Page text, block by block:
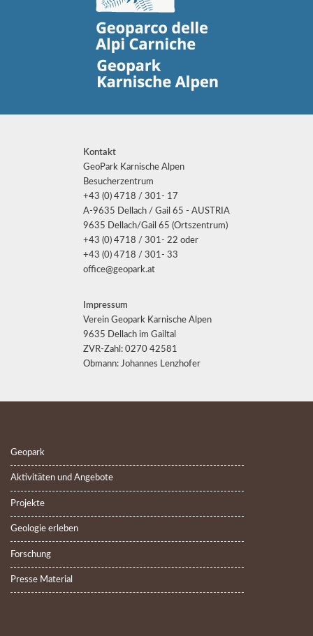
Kontakt
GeoPark Karnische Alpen
Besucherzentrum
+43 (0) 4718 / 301- 17
A-9635 Dellach / Gail 65 - AUSTRIA
9635 Dellach/Gail 65 (Ortszentrum)
+43 (0) 4718 / 301- 22 oder
+43 (0) 4718 / 301- 33
office@geopark.at
Impressum
Verein Geopark Karnische Alpen
9635 Dellach im Gailtal
ZVR-Zahl: 0270 42581
Obmann: Johannes Lenzhofer
Geopark
Aktivitäten und Angebote
Projekte
Geologie erleben
Forschung
Presse Material